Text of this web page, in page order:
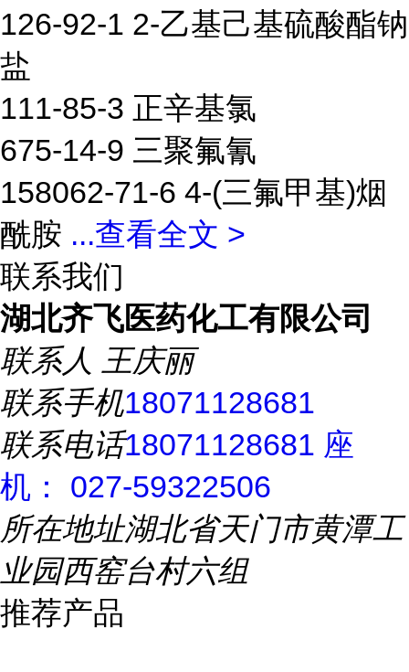
126-92-1 2-乙基己基硫酸酯钠
盐
111-85-3 正辛基氯
675-14-9 三聚氟氰
158062-71-6 4-(三氟甲基)烟
酰胺 ...查看全文 >
联系我们
湖北齐飞医药化工有限公司
联系人 王庆丽
联系手机18071128681
联系电话18071128681 座
机： 027-59322506
所在地址湖北省天门市黄潭工
业园西窑台村六组
推荐产品